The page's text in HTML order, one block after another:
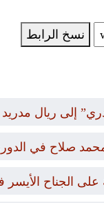
نسخ الرابط
إلى ريال مدريد
صلاح في
على الجناح